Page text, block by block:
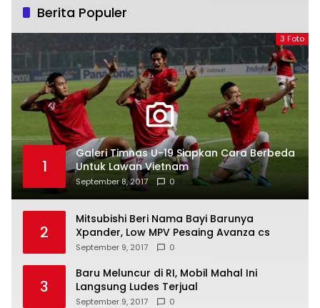
Berita Populer
3 Foto
1
Galeri Timnas U-19 Siapkan Cara Berbeda
Untuk Lawan Vietnam
September 8, 2017 0
2
Mitsubishi Beri Nama Bayi Barunya
Xpander, Low MPV Pesaing Avanza cs
September 9, 2017 0
3
Baru Meluncur di RI, Mobil Mahal Ini
Langsung Ludes Terjual
September 9, 2017 0